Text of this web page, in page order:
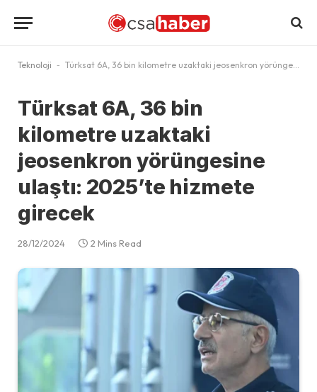
Teknoloji - Türksat 6A, 36 bin kilometre uzaktaki jeosenkron yörüngesine ulaştı: 2025’te hizmete girecek
Türksat 6A, 36 bin
kilometre uzaktaki
jeosenkron yörüngesine
ulaştı: 2025’te hizmete
girecek
28/12/2024 2 Mins Read